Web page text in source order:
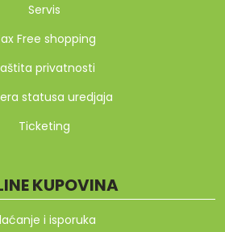
Servis
Free shopping
privatnosti
statusa uredjaja
Ticketing
KUPOVINA
i isporuka